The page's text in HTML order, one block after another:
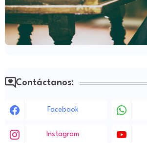
Contáctanos:
Facebook
Instagram